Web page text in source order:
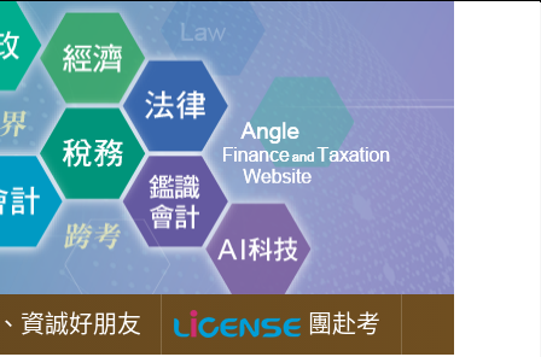
資誠好朋友 團赴考